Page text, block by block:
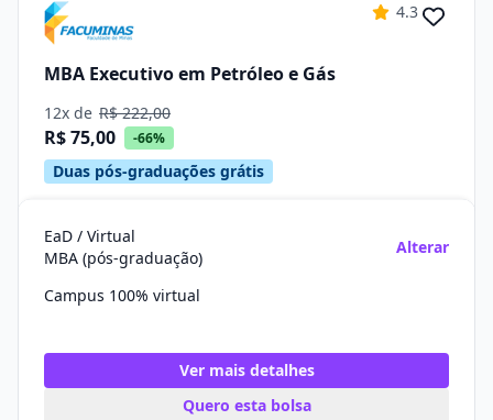
4.3
MBA Executivo em Petróleo e Gás
12x de R$ 222,00
R$ 75,00 -66%
Duas pós-graduações grátis
EaD / Virtual
MBA (pós-graduação)
Alterar
Campus 100% virtual
Ver mais detalhes
Quero esta bolsa